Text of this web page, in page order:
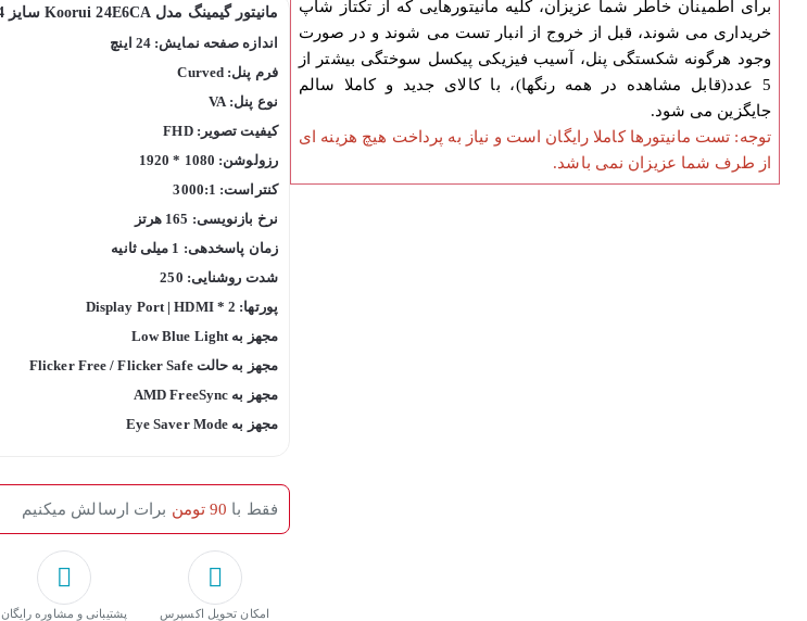
برای اطمینان خاطر شما عزیزان، کلیه مانیتورهایی که از تکتاز شاپ
خریداری می شوند، قبل از خروج از انبار تست می شوند و در صورت
وجود هرگونه شکستگی پنل، آسیب فیزیکی پیکسل سوختگی بیشتر از
5 عدد(قابل مشاهده در همه رنگها)، با کالای جدید و کاملا سالم
جایگزین می شود.
توجه: تست مانیتورها کاملا رایگان است و نیاز به پرداخت هیچ هزینه ای
از طرف شما عزیزان نمی باشد.
مانیتور گیمینگ مدل Koorui 24E6CA سایز 24 اینچ
اندازه صفحه نمایش: 24 اینچ
فرم پنل: Curved
نوع پنل: VA
کیفیت تصویر: FHD
رزولوشن: 1080 * 1920
کنتراست: 3000:1
نرخ بازنویسی: 165 هرتز
زمان پاسخدهی: 1 میلی ثانیه
شدت روشنایی: 250
پورتها: Display Port | HDMI * 2
مجهز به Low Blue Light
مجهز به حالت Flicker Free / Flicker Safe
مجهز به AMD FreeSync
مجهز به Eye Saver Mode
امکان تحویل اکسپرس پشتیبانی و مشاوره رایگان
فقط با 90 تومن برات ارسالش میکنیم